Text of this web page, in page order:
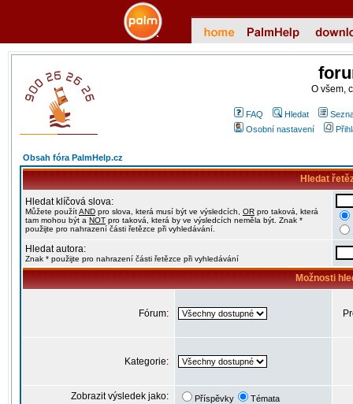
O všem,
FAQ Hledat
Osobní nastavení
Obsah fóra PalmHelp.cz
Hledat
Hledat klíčová slova:
Můžete použítAND pro slova, která musí být ve výsledcích, OR pro taková, která
tam mohou být a NOT pro taková, která by ve výsledcích neměla být. Znak *
použijte pro nahrazení části řetězce při vyhledávání.
Hledat autora:
Znak * použijte pro nahrazení části řetězce při vyhledávání
Možnosti
Fórum:
Kategorie:
Zobrazit výsledek jako: Příspěvky Témata